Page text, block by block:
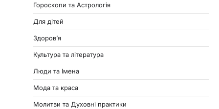
Гороскопи та Астрологія
Для дітей
Здоровʼя
Культура та література
Люди та Імена
Мода та краса
Молитви та Духовні практики